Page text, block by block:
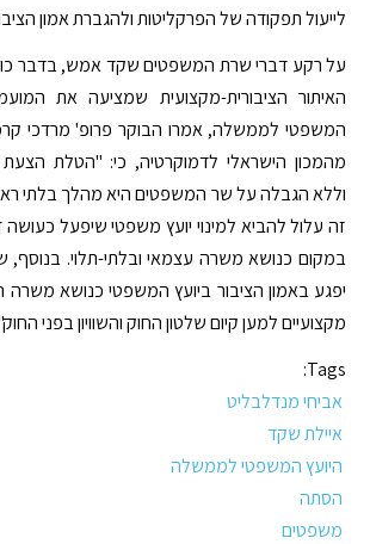
לייעול תפקודה של הפרקליטות ולהגברת אמון
על רקע דברי שרת המשפטים שקד אמש, בדבר
האיתור הציבורית-מקצועית שמציעה את
המשפטי לממשלה, אמרו הבוקר פרופ' מרדכי
מהמכון הישראלי לדמוקרטיה, כי: "הטלת
וללא הגבלה על שר המשפטים היא מהלך בלתי ראוי
זה עלול להביא למינוי יועץ משפטי שיפעל
במקום כנושא משרה עצמאי ובלתי-תלוי. בנוסף,
יפגע באמון הציבור ביועץ המשפטי כנושא משרה
מקצועיים למען קיום שלטון החוק והשוויון בפני
Tags:
אביחי מנדלבליט
איילת שקד
היועץ המשפטי לממשלה
הסתה
משפטים